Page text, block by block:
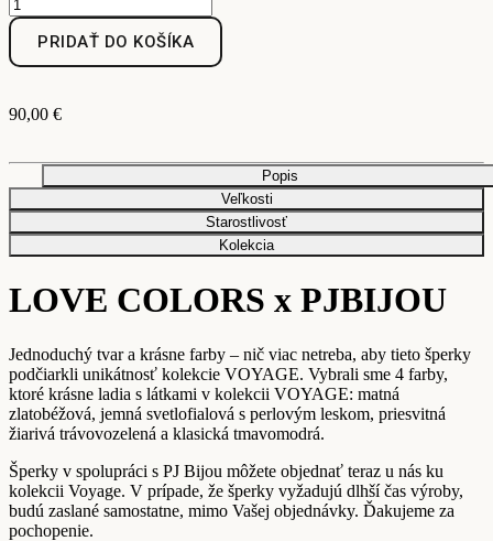
PRIDAŤ DO KOŠÍKA
90,00 €
Popis
Veľkosti
Starostlivosť
Kolekcia
LOVE COLORS x PJBIJOU
Jednoduchý tvar a krásne farby – nič viac netreba, aby tieto šperky
podčiarkli unikátnosť kolekcie VOYAGE. Vybrali sme 4 farby,
ktoré krásne ladia s látkami v kolekcii VOYAGE: matná
zlatobéžová, jemná svetlofialová s perlovým leskom, priesvitná
žiarivá trávovozelená a klasická tmavomodrá.
Šperky v spolupráci s PJ Bijou môžete objednať teraz u nás ku
kolekcii Voyage. V prípade, že šperky vyžadujú dlhší čas výroby,
budú zaslané samostatne, mimo Vašej objednávky. Ďakujeme za
pochopenie.